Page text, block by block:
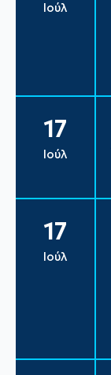
Ιούλ
17
Ιούλ
17
Ιούλ